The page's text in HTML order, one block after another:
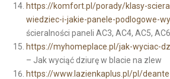
https://komfort.pl/porady/klasy-
wiedziec-i-jakie-panele-podlogowe-
ścieralności paneli AC3, AC4, AC5,
https://myhomeplace.pl/jak-wyciac-
– Jak wyciąć dziurę w blacie na zlew
https://www.lazienkaplus.pl/pl/